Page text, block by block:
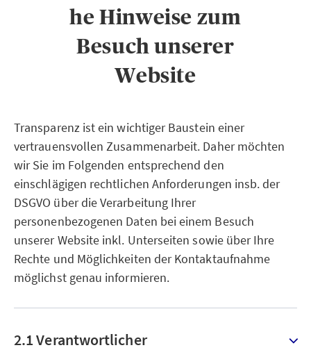
he Hinweise zum
Besuch unserer
Website
Transparenz ist ein wichtiger Baustein einer
vertrauensvollen Zusammenarbeit. Daher möchten
wir Sie im Folgenden entsprechend den
einschlägigen rechtlichen Anforderungen insb. der
DSGVO über die Verarbeitung Ihrer
personenbezogenen Daten bei einem Besuch
unserer Website inkl. Unterseiten sowie über Ihre
Rechte und Möglichkeiten der Kontaktaufnahme
möglichst genau informieren.
2.1 Verantwortlicher